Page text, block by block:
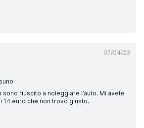
07/04/23
sono riuscito a noleggiare l’auto. Mi avete
14 euro che non trovo giusto.